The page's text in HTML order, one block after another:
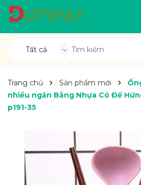
Tất cả
Trang chủ Sản phẩm mới
nhiều ngăn Bằng Nhựa Có Đế
p191-35